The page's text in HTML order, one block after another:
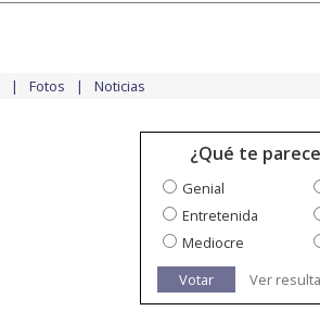
Fotos Noticias
¿Qué te
Genial
Entretenida
Mediocre
Votar
Ver